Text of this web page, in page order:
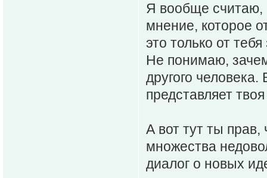
Я вообще считаю,
мнение, которое
это только от тебя
Не понимаю,
другого
представляет
А вот тут ты прав,
множества
диалог о новых